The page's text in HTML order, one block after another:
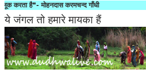
मोहनदास करमचन्द गाँधी
ये जंगल तो हमारे मायका हैं